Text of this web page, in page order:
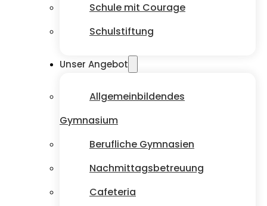
Schule mit Courage
Schulstiftung
Unser Angebot
Allgemeinbildendes
Gymnasium
Berufliche Gymnasien
Nachmittagsbetreuung
Cafeteria